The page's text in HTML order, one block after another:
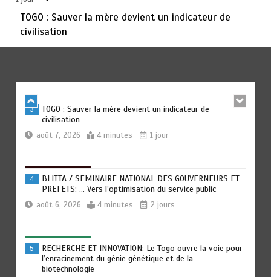
TOGO : Sauver la mère devient un indicateur de
civilisation
d’avoir une Feuille de route
3
TOGO : Sauver la mère devient un indicateur de
civilisation
août 7, 2026 4 minutes 1 jour
4
BLITTA / SEMINAIRE NATIONAL DES GOUVERNEURS ET
PREFETS: … Vers l’optimisation du service public
août 6, 2026 4 minutes 2 jours
5
RECHERCHE ET INNOVATION: Le Togo ouvre la voie pour
l’enracinement du génie génétique et de la
biotechnologie